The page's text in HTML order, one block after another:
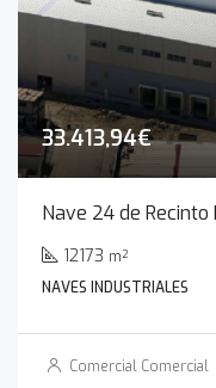
33.413,94€
Nave 24 de
12173 m²
NAVES INDUSTRIALES
Comercial Comercial